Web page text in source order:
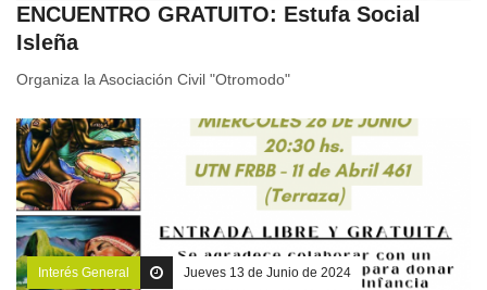
ENCUENTRO GRATUITO: Estufa Social
Isleña
Organiza la Asociación Civil "Otromodo"
Interés General Jueves 13 de Junio de 2024